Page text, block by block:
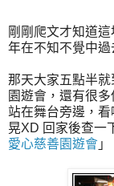
剛剛爬文才知道
年在不知不覺中
那天大家五點半
園遊會，還有很
站在舞台旁邊，
晃XD 回家後查一
愛心慈善園遊會 」